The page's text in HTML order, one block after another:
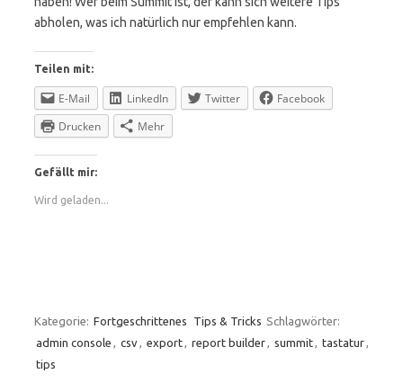
abholen, was ich natürlich nur empfehlen kann.
Teilen mit:
E-Mail LinkedIn Twitter
Facebook
Drucken
Mehr
Gefällt mir:
Wird geladen...
Kategorie: Fortgeschrittenes Tips & Tricks Schlagwörter:
admin console , csv, export, report builder, summit, tastatur,
tips